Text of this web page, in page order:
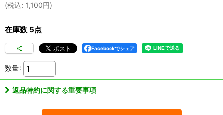
(税込: 1,100円)
在庫数 5点
Facebookでシェア
数量:
返品特約に関する重要事項